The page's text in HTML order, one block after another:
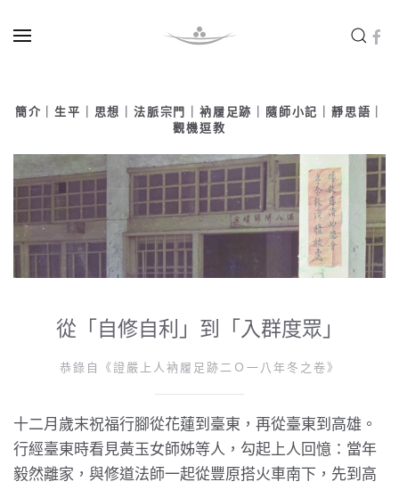
簡介 ｜生平 思想 法脈宗門 ｜衲履足跡 隨師小記 ｜靜思語
觀機逗教
從「自修自利」到「入群度眾」
恭錄自《證嚴上人衲履足跡二Ｏ一八年冬之卷》
十二月歲末祝福行腳從花蓮到臺東，再從臺東到高雄。
行經臺東時看見黃玉女師姊等人，勾起上人回憶：當年
毅然離家，與修道法師一起從豐原搭火車南下，先到高